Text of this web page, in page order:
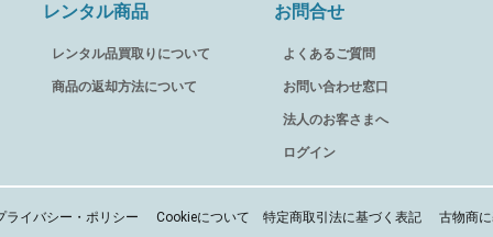
レンタル商品
レンタル品買取りについて
商品の返却方法について
お問合せ
よくあるご質問
お問い合わせ窓口
法人のお客さまへ
ログイン
ライバシー・ポリシー Cookieについて 特定商取引法に基づく表記 古物商